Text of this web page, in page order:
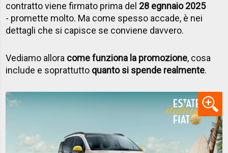
contratto viene firmato prima del 28 egnnaio 2025
- promette molto. Ma come spesso accade, è nei
dettagli che si capisce se conviene davvero.
Vediamo allora come funziona la promozione, cosa
include e soprattutto quanto si spende realmente.